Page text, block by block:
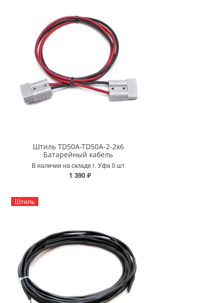
Штиль TD50A-TD50A-2-2x6
Батарейный кабель
В наличии на складе г. Уфа 0 шт
1 390 ₽
Штиль